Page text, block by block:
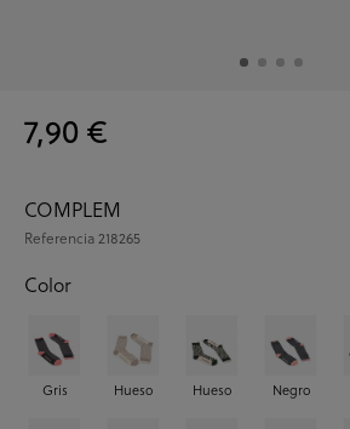
7,90 €
COMPLEM
Referencia218265
Color
Gris Hueso Hueso Negro